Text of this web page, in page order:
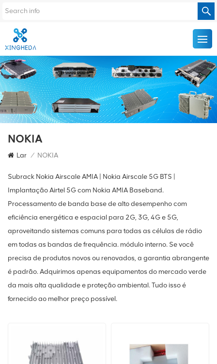
NOKIA
Lar / NOKIA
Subrack Nokia Airscale AMIA | Nokia Airscale 5G BTS |
Implantação Airtel 5G com Nokia AMIA Baseband.
Processamento de banda base de alto desempenho com
eficiência energética e espacial para 2G, 3G, 4G e 5G,
aproveitando sistemas comuns para todas as células de rádio
em todas as bandas de frequência. módulo interno. Se você
precisa de produtos novos ou renovados, a garantia abrangente
é padrão. Adquirimos apenas equipamentos do mercado verde
da mais alta qualidade e proteção ambiental. Tudo isso é
fornecido ao melhor preço possível.